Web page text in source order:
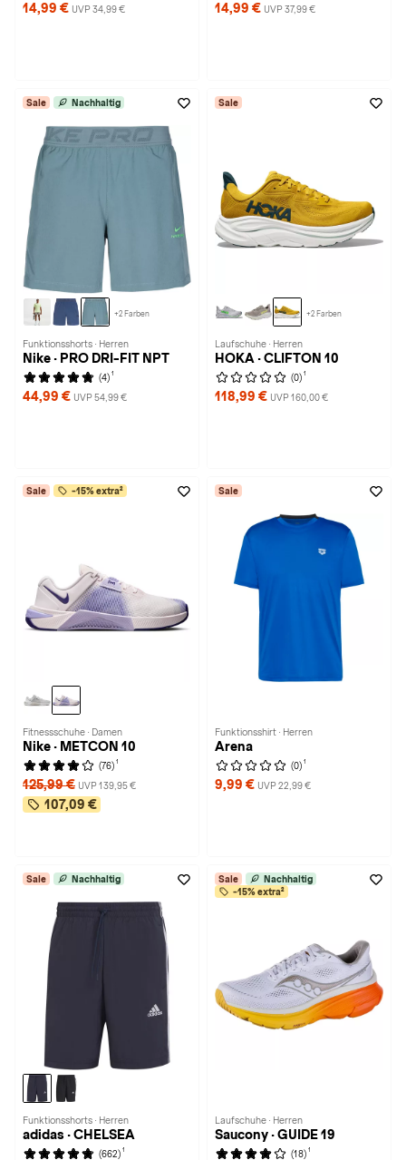
14,99 € UVP 34,99 € 14,99 € UVP 37,99 €
Sale Nachhaltig
+2 Farben
Funktionsshorts · Herren
Nike · PRO DRI-FIT NPT
(4) 1
44,99 € UVP 54,99 €
Sale
+2 Farben
Laufschuhe · Herren
HOKA · CLIFTON 10
(0) 1
118,99 € UVP 160,00 €
Sale -15% extra²
Fitnessschuhe · Damen
Nike · METCON 10
(76) 1
125,99 € UVP 139,95 €
107,09 €
Sale
Funktionsshirt · Herren
Arena
(0) 1
9,99 € UVP 22,99 €
Sale Nachhaltig
Funktionsshorts · Herren
adidas · CHELSEA
(662) 1
Sale
Nachhaltig
-15% extra²
Laufschuhe · Herren
Saucony · GUIDE 19
(18) 1